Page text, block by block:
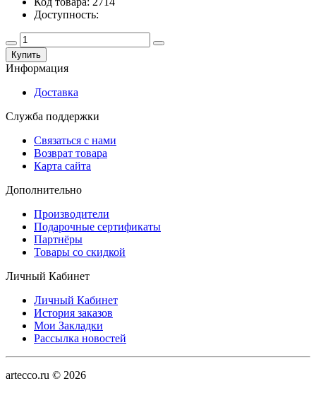
Доступность:
Купить
Информация
Доставка
Служба поддержки
Связаться с нами
Возврат товара
Карта сайта
Дополнительно
Производители
Подарочные сертификаты
Партнёры
Товары со скидкой
Личный Кабинет
Личный Кабинет
История заказов
Мои Закладки
Рассылка новостей
artecco.ru © 2026